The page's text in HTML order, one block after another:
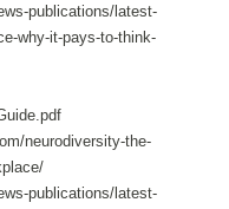
publications/latest-
why-it-pays-to-think-
neurodiversity-the-
publications/latest-